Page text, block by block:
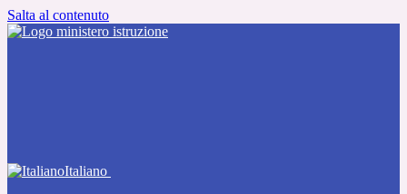
Salta al contenuto
Italiano